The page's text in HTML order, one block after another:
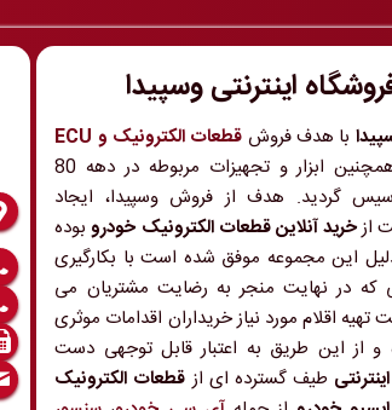
اینترنتی وسپیدا
با هدف فروش
قطعات الکترونیک و ECU
و همچنین ابزار و تجهیزات مربوطه در دهه 80
گردید. هدف از فروش وسپیدا، ایجاد
ازخرید آنلاین قطعات الکترونیک خودروبوده
این مجموعه موفق شده است با بکارگیری
که در نهایت منجر به رضایت مشتریان می
اقلام مورد نیاز خریداران اقدامات موثری
و از این طریق به اعتبار قابل توجهی دست
طیف گسترده ای از قطعات الکترونیک